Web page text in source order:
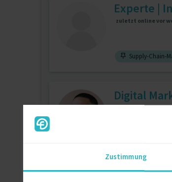
Zustimmung
Experte |
zuletzt online vor
Supply-Chain-
Digital
zuletzt online vor